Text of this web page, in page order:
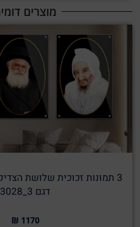
מוצרים
3 תמונות זכוכית שלושת
דגם 3_3028
1170 ₪